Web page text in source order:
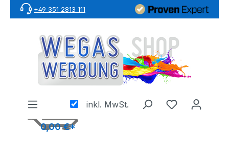
Zum Hauptinhalt springen
+49 351 2813 111
inkl. MwSt.
0,00 €*